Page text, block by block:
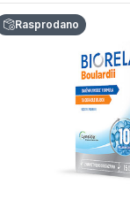
Rasprodano